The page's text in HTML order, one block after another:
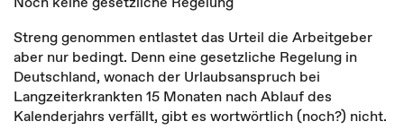
Streng genommen entlastet das Urteil die Arbeitgeber
aber nur bedingt. Denn eine gesetzliche Regelung in
Deutschland, wonach der Urlaubsanspruch bei
Langzeiterkrankten 15 Monaten nach Ablauf des
Kalenderjahrs verfällt, gibt es wortwörtlich (noch?) nicht.